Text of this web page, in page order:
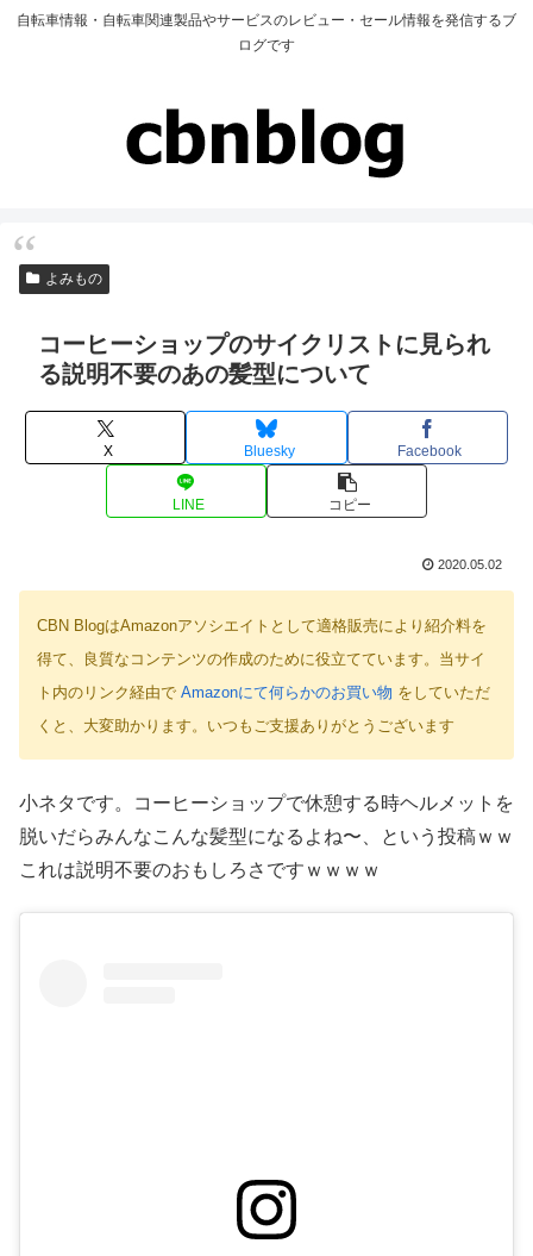
自転車情報・自転車関連製品やサービスのレビュー・セール情報を発信するブ
ログです
よみもの
コーヒーショップのサイクリストに見られ
る説明不要のあの髪型について
X Bluesky Facebook
LINE コピー
2020.05.02
CBN BlogはAmazonアソシエイトとして適格販売により紹介料を
得て、良質なコンテンツの作成のために役立てています。当サイ
ト内のリンク経由で Amazonにて何らかのお買い物 をしていただ
くと、大変助かります。いつもご支援ありがとうございます
小ネタです。コーヒーショップで休憩する時ヘルメットを
脱いだらみんなこんな髪型になるよね〜、という投稿ｗｗ
これは説明不要のおもしろさですｗｗｗｗ